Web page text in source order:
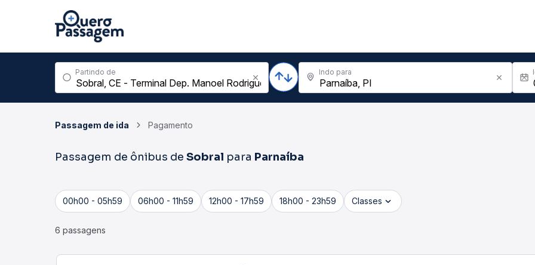
Partindo de Indo para
Passagem de ida Pagamento
Passagem de ônibus de Sobral para Parnaíba
00h00 - 05h59 06h00 - 11h59 12h00 - 17h59 18h00 - 23h59 Classes
6 passagens